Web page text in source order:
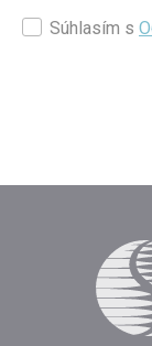
Súhlasím s